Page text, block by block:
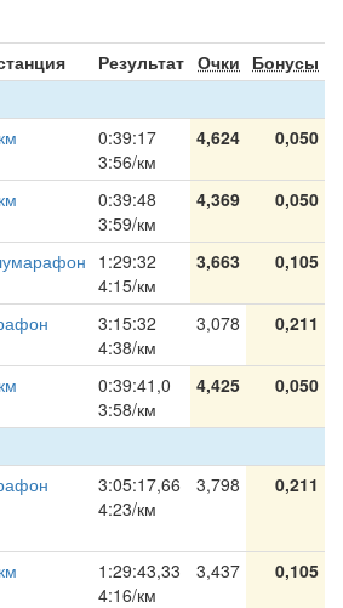
Результат Очки Бонусы
0:39:17
3:56/км
4,624 0,050
0:39:48
3:59/км
4,369 0,050
1:29:32
4:15/км
3,663 0,105
3:15:32
4:38/км
3,078 0,211
0:39:41,0
3:58/км
4,425 0,050
3:05:17,66
4:23/км
3,798 0,211
1:29:43,33
4:16/км
3,437 0,105